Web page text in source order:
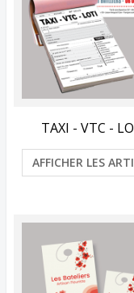
TAXI - VTC -
AFFICHER LES